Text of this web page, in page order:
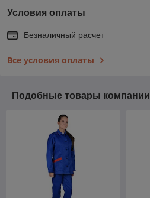
Условия оплаты
Безналичный расчет
Все условия оплаты
Подобные товары компании